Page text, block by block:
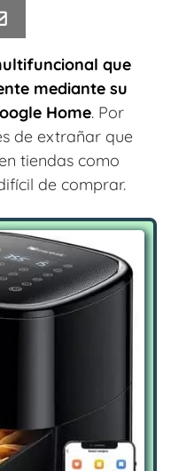
que
mediante su
Home. Por
de extrañar que
tiendas como
de comprar.